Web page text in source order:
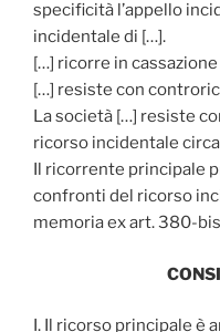
specificità l’appello
incidentale di […].
[…] ricorre in
[…] resiste con
La società […] resiste
ricorso incidentale
Il ricorrente principale
confronti del ricorso
memoria ex art. 380-bis
I. Il ricorso principale è